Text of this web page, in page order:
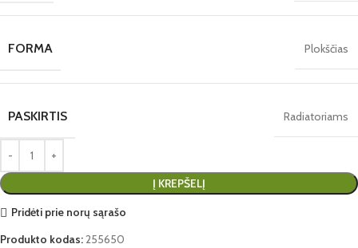
FORMA Plokščias
PASKIRTIS Radiatoriams
Į KREPŠELĮ
Pridėti prie norų sąrašo
Produkto kodas:255650